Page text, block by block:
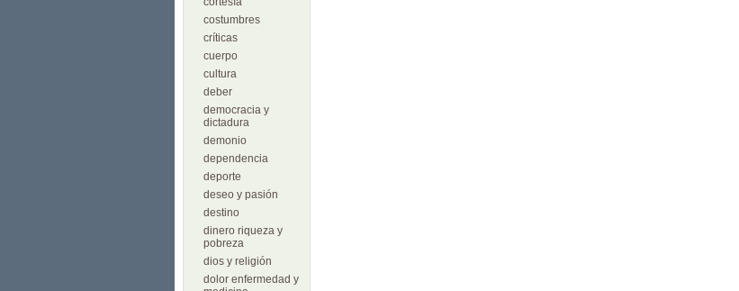
costumbres
críticas
cuerpo
cultura
deber
democracia y
dictadura
demonio
dependencia
deporte
deseo y pasión
destino
dinero riqueza y
pobreza
dios y religión
dolor enfermedad y